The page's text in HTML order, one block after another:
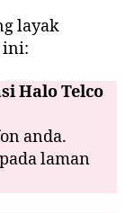
layak
ini:
Halo Telco
anda.
laman